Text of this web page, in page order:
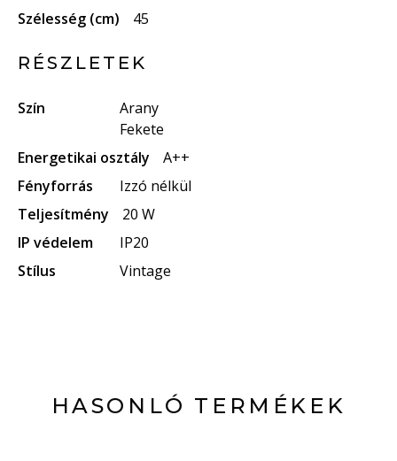
Szélesség (cm)
45
RÉSZLETEK
Szín
Arany
Fekete
Energetikai osztály
A++
Fényforrás
Izzó nélkül
Teljesítmény
20 W
IP védelem
IP20
Stílus
Vintage
HASONLÓ TERMÉKEK